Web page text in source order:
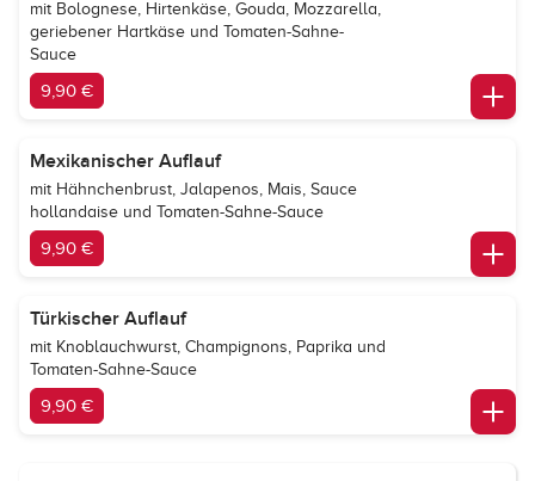
mit Bolognese, Hirtenkäse, Gouda, Mozzarella,
geriebener Hartkäse und Tomaten-Sahne-
Sauce
9,90 €
Mexikanischer Auflauf
mit Hähnchenbrust, Jalapenos, Mais, Sauce
hollandaise und Tomaten-Sahne-Sauce
9,90 €
Türkischer Auflauf
mit Knoblauchwurst, Champignons, Paprika und
Tomaten-Sahne-Sauce
9,90 €